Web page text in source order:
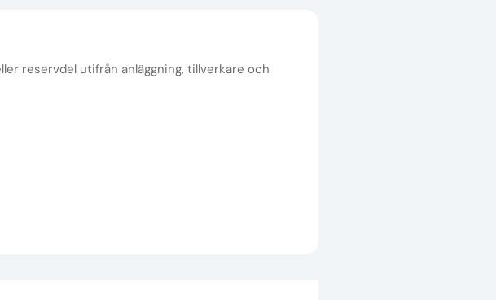
reservdel utifrån anläggning, tillverkare och